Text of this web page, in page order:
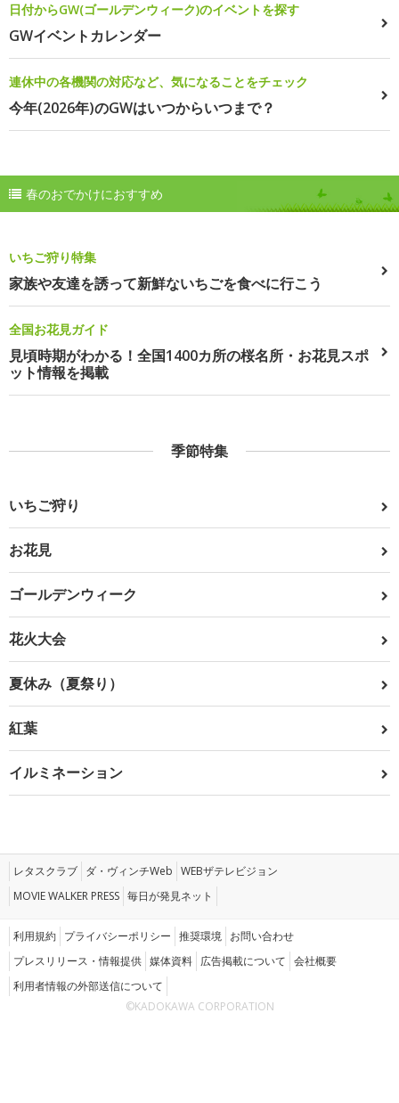
日付からGW(ゴールデンウィーク)のイベントを探す
GWイベントカレンダー
連休中の各機関の対応など、気になることをチェック
今年(2026年)のGWはいつからいつまで？
春のおでかけにおすすめ
いちご狩り特集
家族や友達を誘って新鮮ないちごを食べに行こう
全国お花見ガイド
見頃時期がわかる！全国1400カ所の桜名所・お花見スポ
ット情報を掲載
季節特集
いちご狩り
お花見
ゴールデンウィーク
花火大会
夏休み（夏祭り）
紅葉
イルミネーション
レタスクラブ ダ・ヴィンチWeb WEBザテレビジョン
MOVIE WALKER PRESS 毎日が発見ネット
利用規約 プライバシーポリシー 推奨環境 お問い合わせ
プレスリリース・情報提供 媒体資料 広告掲載について 会社概要
利用者情報の外部送信について
©KADOKAWA CORPORATION